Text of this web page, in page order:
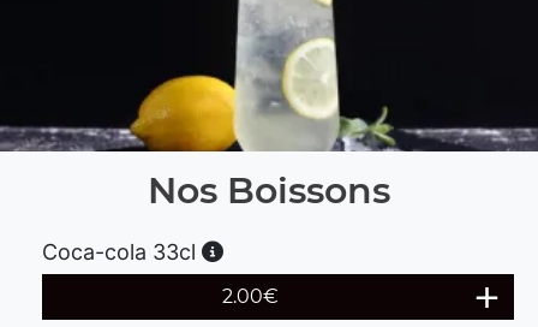
Nos Boissons
Coca-cola 33cl
2.00€